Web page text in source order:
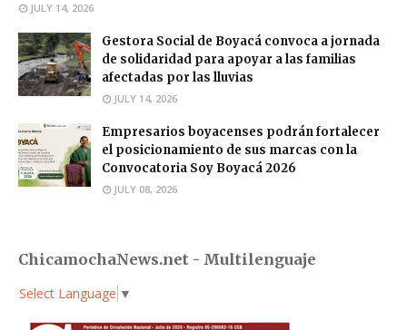
JULY 14, 2026
Gestora Social de Boyacá convoca a jornada
de solidaridad para apoyar a las familias
afectadas por las lluvias
JULY 14, 2026
Empresarios boyacenses podrán fortalecer
el posicionamiento de sus marcas con la
Convocatoria Soy Boyacá 2026
JULY 08, 2026
ChicamochaNews.net - Multilenguaje
Select Language ▼